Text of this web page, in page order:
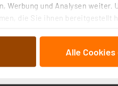
Werbung und Analysen weiter.
die Sie ihnen bereitgestellt
ausgewählten
Zweck und Anbieter ist
Alle